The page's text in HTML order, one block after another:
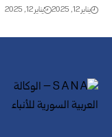
يناير 12, 2025 يناير 12, 2025